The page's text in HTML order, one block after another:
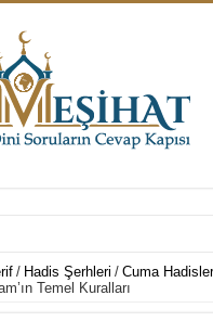
/ Hadis Şerhleri / Cuma
Temel Kuralları